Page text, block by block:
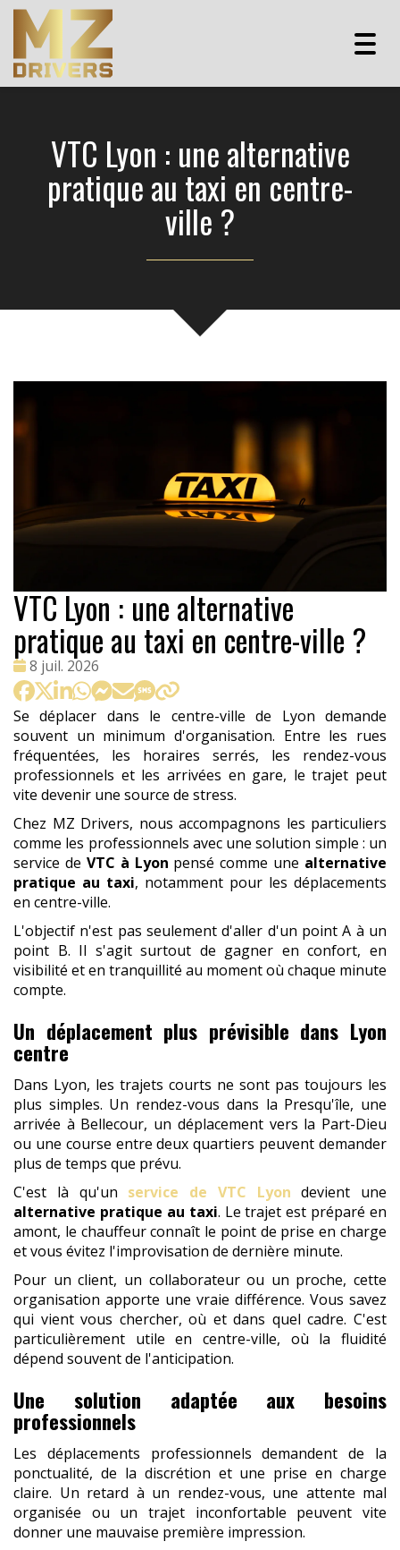
VTC Lyon : une alternative
pratique au taxi en centre-
ville ?
VTC Lyon : une alternative
pratique au taxi en centre-ville ?
Date
:
8 juil. 2026
Se déplacer dans le centre-ville de Lyon demande
souvent un minimum d'organisation. Entre les rues
fréquentées, les horaires serrés, les rendez-vous
professionnels et les arrivées en gare, le trajet peut
vite devenir une source de stress.
Chez MZ Drivers, nous accompagnons les particuliers
comme les professionnels avec une solution simple : un
service de VTC à Lyon pensé comme une alternative
pratique au taxi, notamment pour les déplacements
en centre-ville.
L'objectif n'est pas seulement d'aller d'un point A à un
point B. Il s'agit surtout de gagner en confort, en
visibilité et en tranquillité au moment où chaque minute
compte.
Un déplacement plus prévisible dans Lyon
centre
Dans Lyon, les trajets courts ne sont pas toujours les
plus simples. Un rendez-vous dans la Presqu'île, une
arrivée à Bellecour, un déplacement vers la Part-Dieu
ou une course entre deux quartiers peuvent demander
plus de temps que prévu.
C'est là qu'un service de VTC Lyon devient une
alternative pratique au taxi. Le trajet est préparé en
amont, le chauffeur connaît le point de prise en charge
et vous évitez l'improvisation de dernière minute.
Pour un client, un collaborateur ou un proche, cette
organisation apporte une vraie différence. Vous savez
qui vient vous chercher, où et dans quel cadre. C'est
particulièrement utile en centre-ville, où la fluidité
dépend souvent de l'anticipation.
Une solution adaptée aux besoins
professionnels
Les déplacements professionnels demandent de la
ponctualité, de la discrétion et une prise en charge
claire. Un retard à un rendez-vous, une attente mal
organisée ou un trajet inconfortable peuvent vite
donner une mauvaise première impression.